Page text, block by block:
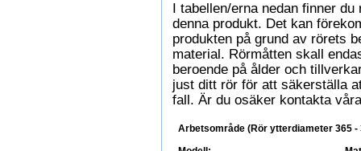
I tabellen/erna nedan finner
denna produkt. Det kan
produkten på grund av rörets
material. Rörmåtten skall
beroende på ålder och
just ditt rör för att säkerställa
fall. Är du osäker kontakta
Arbetsområde (Rör ytterdiameter 365 -